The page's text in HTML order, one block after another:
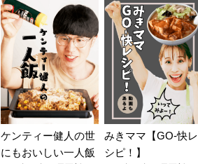
ケンティー健人の世
にもおいしい一人飯
みきママ【GO-快レ
シピ！】